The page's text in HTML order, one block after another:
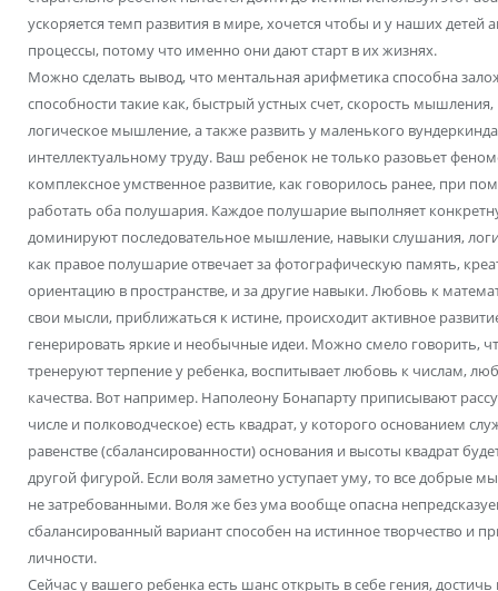
ускоряется темп развития в мире, хочется чтобы и у наших детей
процессы, потому что именно они дают старт в их жизнях.
Можно сделать вывод, что ментальная арифметика способна
способности такие как, быстрый устных счет, скорость
логическое мышление, а также развить у маленького
интеллектуальному труду. Ваш ребенок не только разовьет
комплексное умственное развитие, как говорилось ранее, при
работать оба полушария. Каждое полушарие выполняет
доминируют последовательное мышление, навыки слушания,
как правое полушарие отвечает за фотографическую память,
ориентацию в пространстве, и за другие навыки. Любовь к
свои мысли, приближаться к истине, происходит активное
генерировать яркие и необычные идеи. Можно смело говорить,
тренеруют терпение у ребенка, воспитывает любовь к числам,
качества. Вот например. Наполеону Бонапарту приписывают
числе и полководческое) есть квадрат, у которого основанием
равенстве (сбалансированности) основания и высоты квадрат
другой фигурой. Если воля заметно уступает уму, то все добрые
не затребованными. Воля же без ума вообще опасна
сбалансированный вариант способен на истинное творчество и
личности.
Сейчас у вашего ребенка есть шанс открыть в себе гения,